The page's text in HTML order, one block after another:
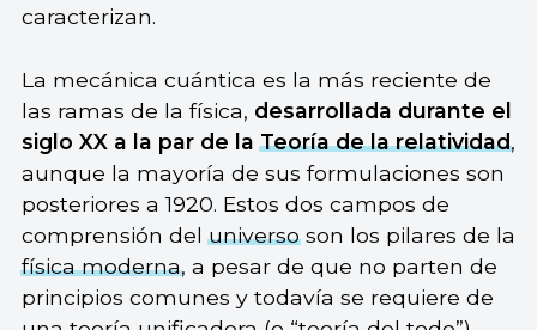
caracterizan.
La mecánica cuántica es la más reciente de
las ramas de la física, desarrollada durante el
siglo XX a la par de laTeoría de la relatividad,
aunque la mayoría de sus formulaciones son
posteriores a 1920. Estos dos campos de
comprensión deluniversoson los pilares de la
física moderna, a pesar de que no parten de
principios comunes y todavía se requiere de